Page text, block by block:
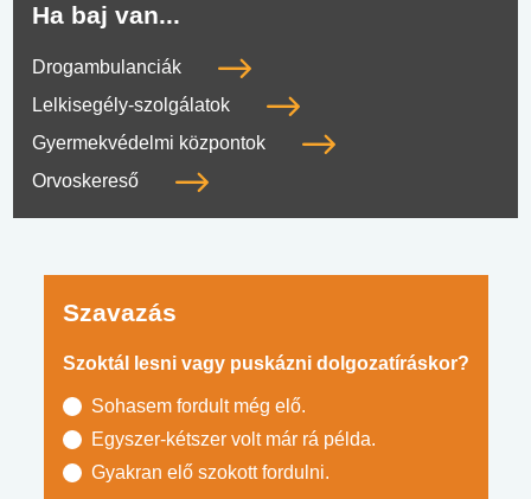
Ha baj van...
Drogambulanciák
Lelkisegély-szolgálatok
Gyermekvédelmi központok
Orvoskereső
Szavazás
Szoktál lesni vagy puskázni dolgozatíráskor?
Sohasem fordult még elő.
Egyszer-kétszer volt már rá példa.
Gyakran elő szokott fordulni.